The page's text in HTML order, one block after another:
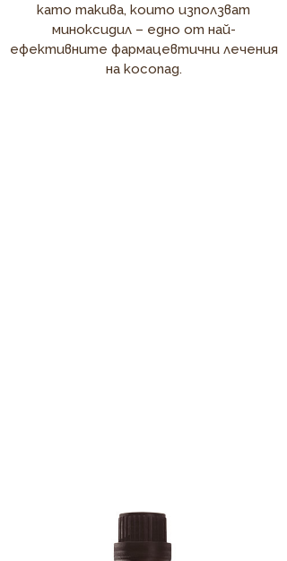
като такива, които използват
миноксидил – едно от най-
ефективните фармацевтични лечения
на косопад.